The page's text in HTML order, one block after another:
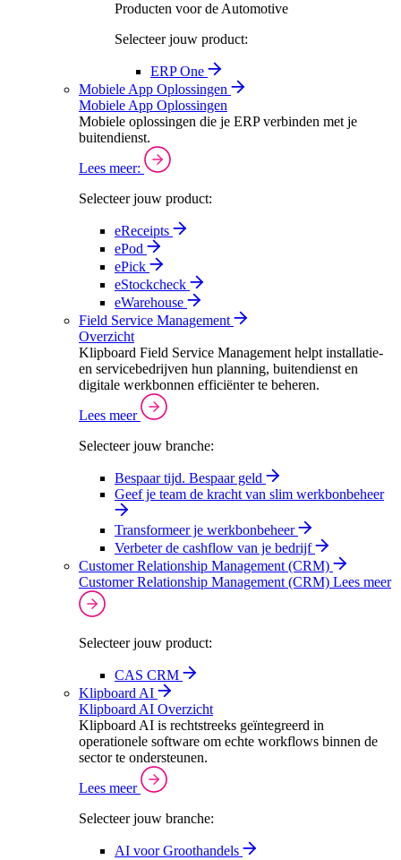
Producten voor de Automotive
Selecteer jouw product:
ERP One
Mobiele App Oplossingen
Mobiele App Oplossingen
Mobiele oplossingen die je ERP verbinden met je
buitendienst.
Lees meer:
Selecteer jouw product:
eReceipts
ePod
ePick
eStockcheck
eWarehouse
Field Service Management
Overzicht
Klipboard Field Service Management helpt installatie-
en servicebedrijven hun planning, buitendienst en
digitale werkbonnen efficiënter te beheren.
Lees meer
Selecteer jouw branche:
Bespaar tijd. Bespaar geld
Geef je team de kracht van slim werkbonbeheer
Transformeer je werkbonbeheer
Verbeter de cashflow van je bedrijf
Customer Relationship Management (CRM)
Customer Relationship Management (CRM) Lees meer
Selecteer jouw product:
CAS CRM
Klipboard AI
Klipboard AI Overzicht
Klipboard AI is rechtstreeks geïntegreerd in
operationele software om echte workflows binnen de
sector te ondersteunen.
Lees meer
Selecteer jouw branche:
AI voor Groothandels